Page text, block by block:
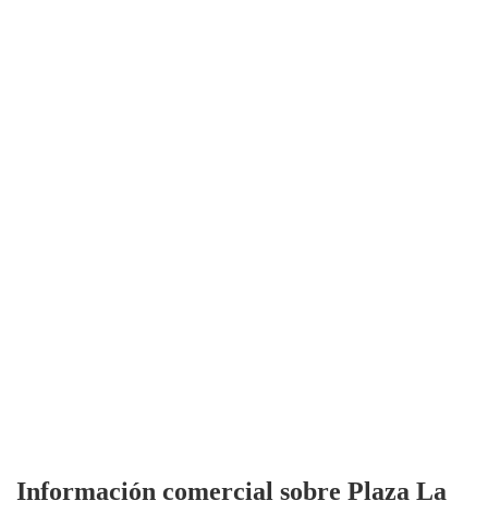
Información comercial sobre Plaza La